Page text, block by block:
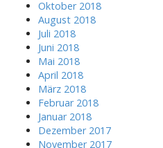
Oktober 2018
August 2018
Juli 2018
Juni 2018
Mai 2018
April 2018
März 2018
Februar 2018
Januar 2018
Dezember 2017
November 2017